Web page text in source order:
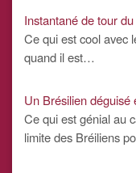
Instantané de tour
Ce qui est cool avec
quand il est…
Un Brésilien déguisé
Ce qui est génial au
limite des Bréiliens